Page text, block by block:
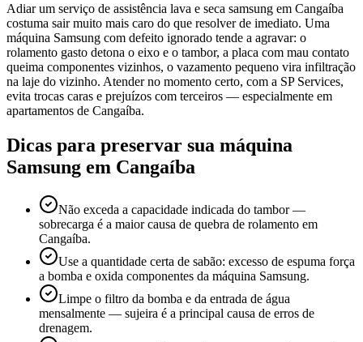
Adiar um serviço de assistência lava e seca samsung em Cangaíba
costuma sair muito mais caro do que resolver de imediato. Uma
máquina Samsung com defeito ignorado tende a agravar: o
rolamento gasto detona o eixo e o tambor, a placa com mau contato
queima componentes vizinhos, o vazamento pequeno vira infiltração
na laje do vizinho. Atender no momento certo, com a SP Services,
evita trocas caras e prejuízos com terceiros — especialmente em
apartamentos de Cangaíba.
Dicas para preservar sua máquina
Samsung em Cangaíba
Não exceda a capacidade indicada do tambor —
sobrecarga é a maior causa de quebra de rolamento em
Cangaíba.
Use a quantidade certa de sabão: excesso de espuma força
a bomba e oxida componentes da máquina Samsung.
Limpe o filtro da bomba e da entrada de água
mensalmente — sujeira é a principal causa de erros de
drenagem.